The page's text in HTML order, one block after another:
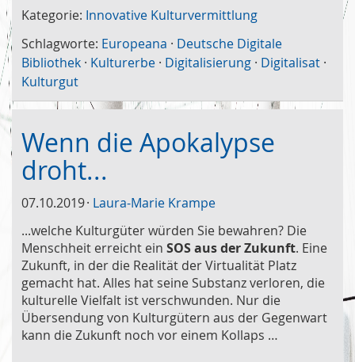
Kategorie: Innovative Kulturvermittlung
Schlagworte: Europeana · Deutsche Digitale
Bibliothek · Kulturerbe · Digitalisierung · Digitalisat ·
Kulturgut
Wenn die Apokalypse
droht...
07.10.2019 Laura-Marie Krampe
...welche Kulturgüter würden Sie bewahren? Die
Menschheit erreicht ein SOS aus der Zukunft. Eine
Zukunft, in der die Realität der Virtualität Platz
gemacht hat. Alles hat seine Substanz verloren, die
kulturelle Vielfalt ist verschwunden. Nur die
Übersendung von Kulturgütern aus der Gegenwart
kann die Zukunft noch vor einem Kollaps …